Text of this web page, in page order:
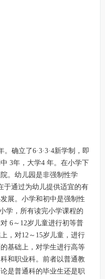
确立了6·3·3·4新学制，即
3年，大学4 年。在小学下
。幼儿园是非强制性学
于通过为幼儿提供适宜的有
展。小学和初中是强制性
学，所有读完小学课程的
6～12岁儿童进行初等普
，对12～15岁儿童，进行
基础上，对学生进行高等
和职业科。前者以普通教
是普通科的毕业生还是职